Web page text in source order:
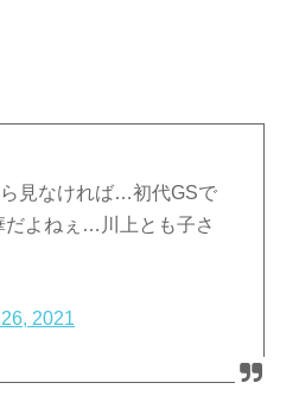
見なければ…初代GSで
だよねぇ…川上とも子さ
2021